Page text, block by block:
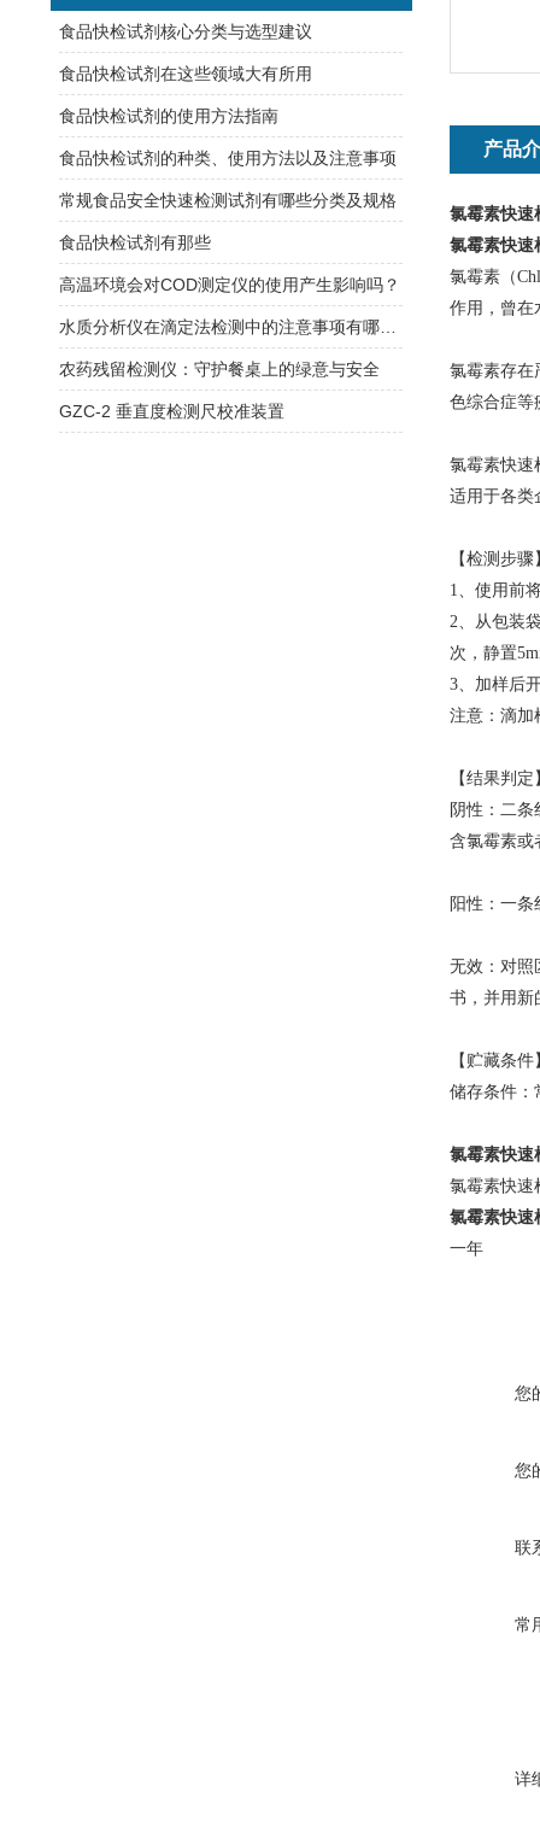
产品
氯霉素快速
氯霉素快速
氯霉素（
作用，曾在
氯霉素存在
色综合症等
氯霉素快速
适用于各类
【检测步骤
1、使用前
2、从包装
次，静置
3、加样后
注意：滴加
【结果判定
阴性：二
含氯霉素或
阳性：一条
无效：对照
书，并用新
【贮藏条件
储存条件：
氯霉素快速
氯霉素快速
氯霉素快速
一年
您
您
联
常
详
食品快检试剂核心分类与选型建议
食品快检试剂在这些领域大有所用
食品快检试剂的使用方法指南
食品快检试剂的种类、使用方法以及注意事项
常规食品安全快速检测试剂有哪些分类及规格
食品快检试剂有那些
高温环境会对COD测定仪的使用产生影响吗？
农药残留检测仪：守护餐桌上的绿意与安全
GZC-2 垂直度检测尺校准装置